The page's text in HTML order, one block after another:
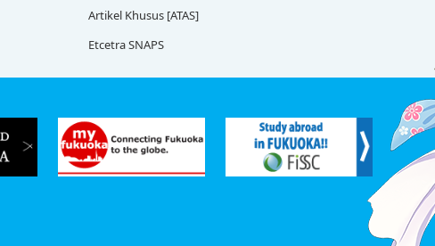
Artikel Khusus [ATAS]
Etcetra SNAPS